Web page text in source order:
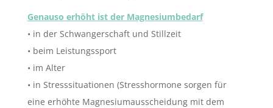
Genauso erhöht ist der Magnesiumbedarf
• in der Schwangerschaft und Stillzeit
• beim Leistungssport
• im Alter
• in Stresssituationen (Stresshormone sorgen für
eine erhöhte Magnesiumausscheidung mit dem